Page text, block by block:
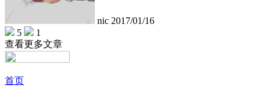
nic 2017/01/16
5
1
查看更多文章
首页